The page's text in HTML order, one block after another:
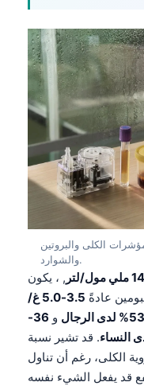
الكلى والبروتين
والشوارد.
, ، يكون BUN
عادةً
3.5-5.0 غ/
و
36-
. قد تشير نسبة BUN/creatinine التي تزيد
الكلى، رغم أن تناول